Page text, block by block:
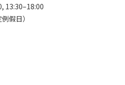
13:30–18:00
假日）